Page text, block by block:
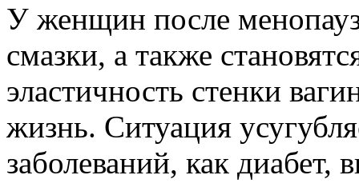
У женщин после
смазки, а также
эластичность стенки
жизнь. Ситуация
заболеваний, как диабет,